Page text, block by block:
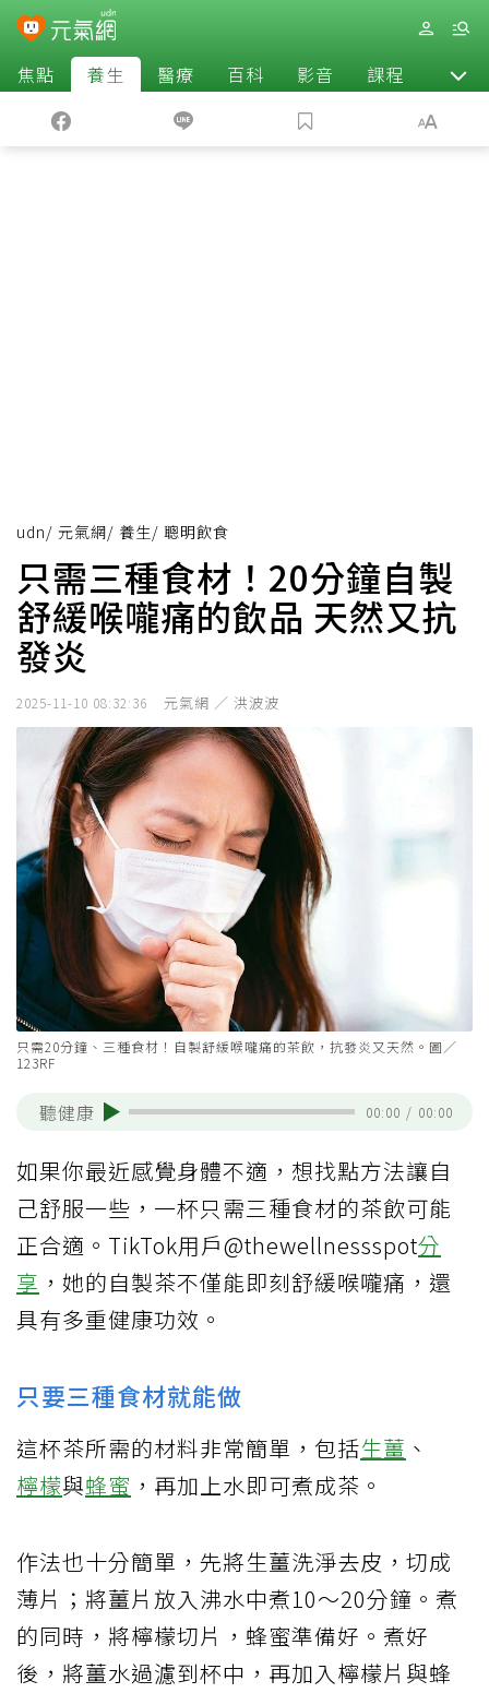
焦點 養生 醫療 百科 影音 課程 退休
udn/ 元氣網/ 養生/ 聰明飲食
只需三種食材！20分鐘自製
舒緩喉嚨痛的飲品 天然又抗
發炎
2025-11-10 08:32:36 元氣網 ／ 洪波波
只需20分鐘、三種食材！自製舒緩喉嚨痛的茶飲，抗發炎又天然。圖／
123RF
聽健康 00:00 / 00:00
如果你最近感覺身體不適，想找點方法讓自
己舒服一些，一杯只需三種食材的茶飲可能
正合適。TikTok用戶@thewellnessspot分
享 ，她的自製茶不僅能即刻舒緩喉嚨痛，還
具有多重健康功效。
只要三種食材就能做
這杯茶所需的材料非常簡單，包括生薑 、
檸檬與蜂蜜 ，再加上水即可煮成茶。
作法也十分簡單，先將生薑洗淨去皮，切成
薄片；將薑片放入沸水中煮10～20分鐘。煮
的同時，將檸檬切片，蜂蜜準備好。煮好
後，將薑水過濾到杯中，再加入檸檬片與蜂